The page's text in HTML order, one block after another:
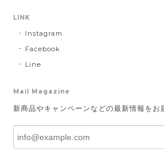
LINK
Instagram
Facebook
Line
Mail Magazine
新商品やキャンペーンなどの最新情報をお